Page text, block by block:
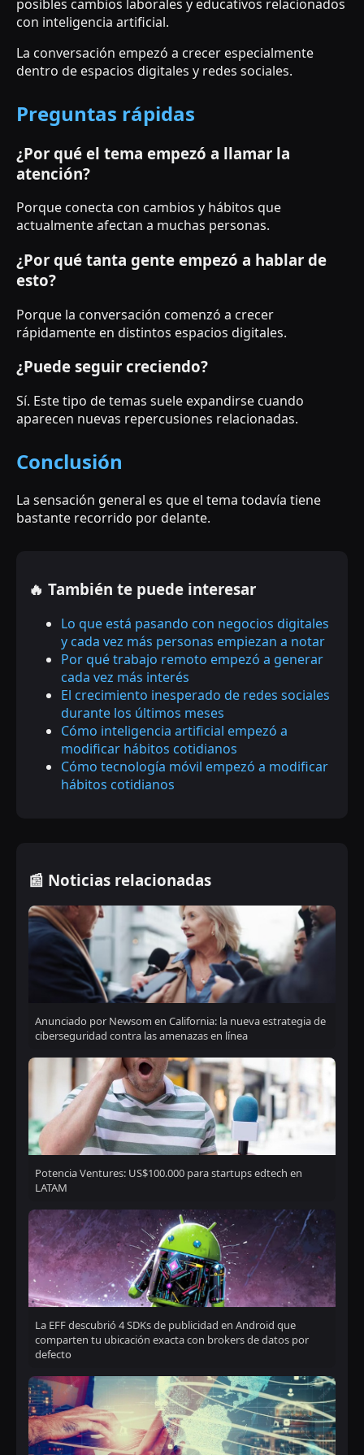
posibles cambios laborales y educativos relacionados
con inteligencia artificial.
La conversación empezó a crecer especialmente
dentro de espacios digitales y redes sociales.
Preguntas rápidas
¿Por qué el tema empezó a llamar la
atención?
Porque conecta con cambios y hábitos que
actualmente afectan a muchas personas.
¿Por qué tanta gente empezó a hablar de
esto?
Porque la conversación comenzó a crecer
rápidamente en distintos espacios digitales.
¿Puede seguir creciendo?
Sí. Este tipo de temas suele expandirse cuando
aparecen nuevas repercusiones relacionadas.
Conclusión
La sensación general es que el tema todavía tiene
bastante recorrido por delante.
🔥 También te puede interesar
Lo que está pasando con negocios digitales
y cada vez más personas empiezan a notar
Por qué trabajo remoto empezó a generar
cada vez más interés
El crecimiento inesperado de redes sociales
durante los últimos meses
Cómo inteligencia artificial empezó a
modificar hábitos cotidianos
Cómo tecnología móvil empezó a modificar
hábitos cotidianos
📰 Noticias relacionadas
Anunciado por Newsom en California: la nueva estrategia de
ciberseguridad contra las amenazas en línea
Potencia Ventures: US$100.000 para startups edtech en
LATAM
La EFF descubrió 4 SDKs de publicidad en Android que
comparten tu ubicación exacta con brokers de datos por
defecto